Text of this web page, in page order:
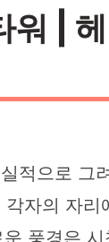
워 |
적으로
자의 자
풍경은